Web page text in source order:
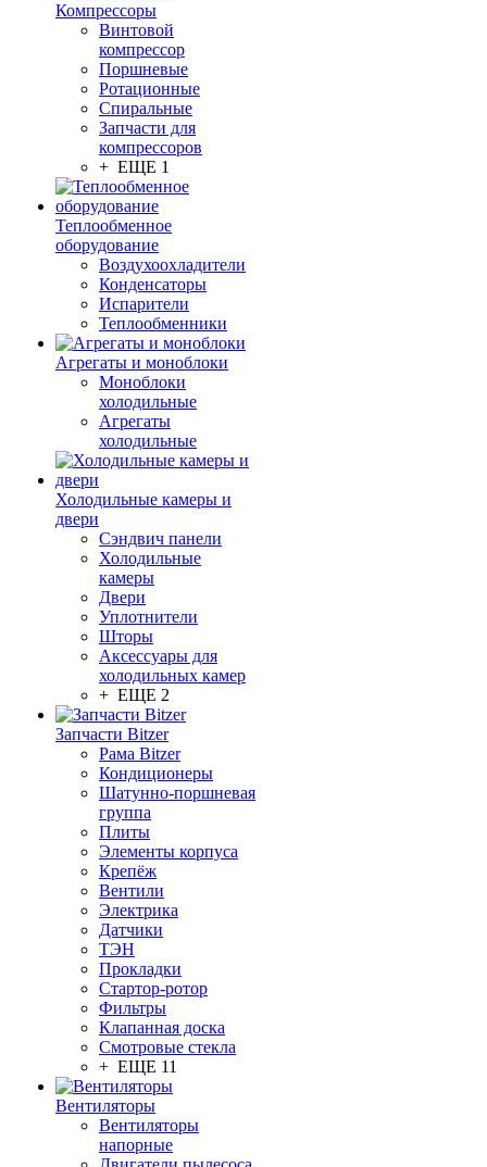
Компрессоры
Винтовой
компрессор
Поршневые
Ротационные
Спиральные
Запчасти для
компрессоров
+ ЕЩЕ 1
Теплообменное
оборудование
Воздухоохладители
Конденсаторы
Испарители
Теплообменники
Агрегаты и моноблоки
Моноблоки
холодильные
Агрегаты
холодильные
Холодильные камеры и
двери
Сэндвич панели
Холодильные
камеры
Двери
Уплотнители
Шторы
Аксессуары для
холодильных камер
+ ЕЩЕ 2
Запчасти Bitzer
Рама Bitzer
Кондиционеры
Шатунно-поршневая
группа
Плиты
Элементы корпуса
Крепёж
Вентили
Электрика
Датчики
ТЭН
Прокладки
Стартор-ротор
Фильтры
Клапанная доска
Смотровые стекла
+ ЕЩЕ 11
Вентиляторы
Вентиляторы
напорные